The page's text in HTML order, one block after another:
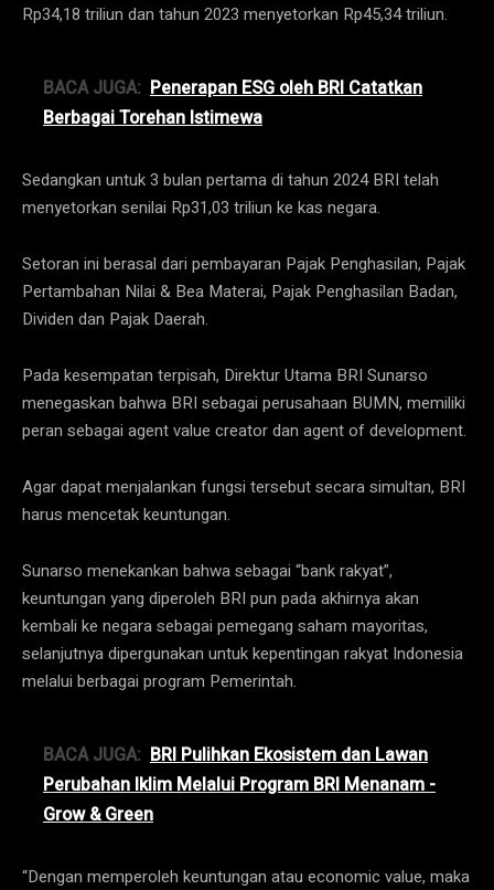
Rp34,18 triliun dan tahun 2023 menyetorkan Rp45,34 triliun.
BACA JUGA: Penerapan ESG oleh BRI Catatkan
Berbagai Torehan Istimewa
Sedangkan untuk 3 bulan pertama di tahun 2024 BRI telah
menyetorkan senilai Rp31,03 triliun ke kas negara.
Setoran ini berasal dari pembayaran Pajak Penghasilan, Pajak
Pertambahan Nilai & Bea Materai, Pajak Penghasilan Badan,
Dividen dan Pajak Daerah.
Pada kesempatan terpisah, Direktur Utama BRI Sunarso
menegaskan bahwa BRI sebagai perusahaan BUMN, memiliki
peran sebagai agent value creator dan agent of development.
Agar dapat menjalankan fungsi tersebut secara simultan, BRI
harus mencetak keuntungan.
Sunarso menekankan bahwa sebagai “bank rakyat”,
keuntungan yang diperoleh BRI pun pada akhirnya akan
kembali ke negara sebagai pemegang saham mayoritas,
selanjutnya dipergunakan untuk kepentingan rakyat Indonesia
melalui berbagai program Pemerintah.
BACA JUGA: BRI Pulihkan Ekosistem dan Lawan
Perubahan Iklim Melalui Program BRI Menanam -
Grow & Green
“Dengan memperoleh keuntungan atau economic value, maka